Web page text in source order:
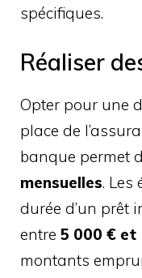
spécifiques.
Réaliser
Opter pour une
place de
banque permet
mensuelles. Les
durée d’un prêt
entre 5 000 € et
montants